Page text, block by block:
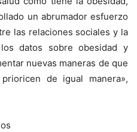
un abrumador esfuerzo
las relaciones sociales y la
datos sobre obesidad y
nuevas maneras de que
de igual manera»,